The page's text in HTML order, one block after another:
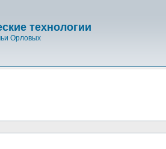
технологии
Орловых